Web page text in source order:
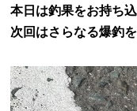
本日は釣果をお持ち
次回はさらなる爆釣